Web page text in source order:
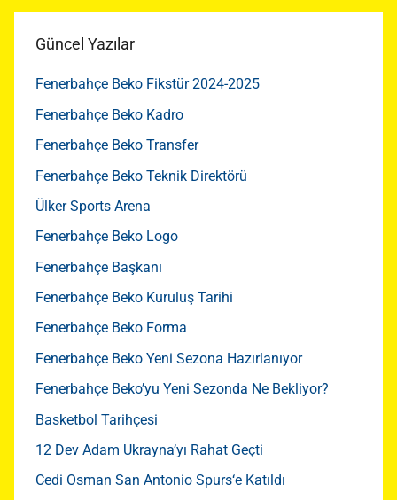
Güncel Yazılar
Fenerbahçe Beko Fikstür 2024-2025
Fenerbahçe Beko Kadro
Fenerbahçe Beko Transfer
Fenerbahçe Beko Teknik Direktörü
Ülker Sports Arena
Fenerbahçe Beko Logo
Fenerbahçe Başkanı
Fenerbahçe Beko Kuruluş Tarihi
Fenerbahçe Beko Forma
Fenerbahçe Beko Yeni Sezona Hazırlanıyor
Fenerbahçe Beko’yu Yeni Sezonda Ne Bekliyor?
Basketbol Tarihçesi
12 Dev Adam Ukrayna’yı Rahat Geçti
Cedi Osman San Antonio Spurs‘e Katıldı